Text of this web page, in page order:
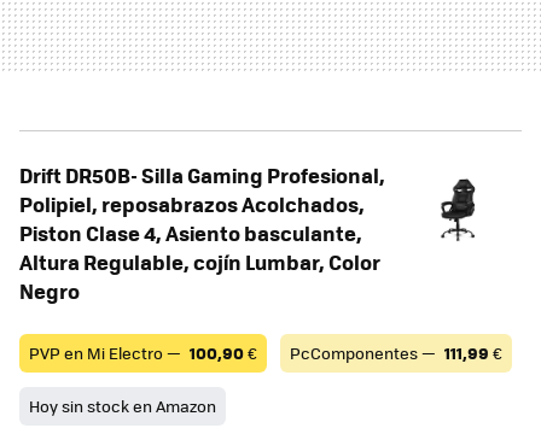
Drift DR50B- Silla Gaming Profesional,
Polipiel, reposabrazos Acolchados,
Piston Clase 4, Asiento basculante,
Altura Regulable, cojín Lumbar, Color
Negro
PVP en Mi Electro — 100,90€ PcComponentes — 111,99 €
Hoy sin stock en Amazon